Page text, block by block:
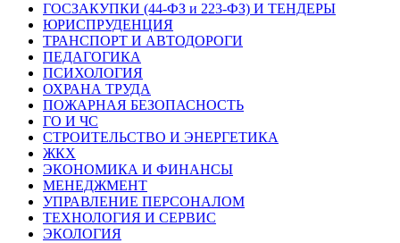
ГОСЗАКУПКИ (44-ФЗ и 223-ФЗ) И ТЕНДЕРЫ
ЮРИСПРУДЕНЦИЯ
ТРАНСПОРТ И АВТОДОРОГИ
ПЕДАГОГИКА
ПСИХОЛОГИЯ
ОХРАНА ТРУДА
ПОЖАРНАЯ БЕЗОПАСНОСТЬ
ГО И ЧС
СТРОИТЕЛЬСТВО И ЭНЕРГЕТИКА
ЖКХ
ЭКОНОМИКА И ФИНАНСЫ
МЕНЕДЖМЕНТ
УПРАВЛЕНИЕ ПЕРСОНАЛОМ
ТЕХНОЛОГИЯ И СЕРВИС
ЭКОЛОГИЯ